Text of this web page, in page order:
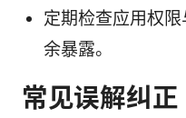
定期检查应用权
余暴露。
常见误解纠正